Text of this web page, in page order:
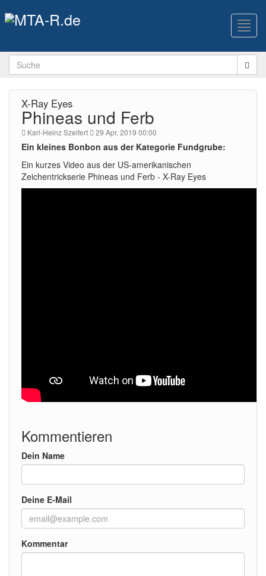
X-Ray Eyes
Phineas und Ferb
Karl-Heinz Szeifert 29 Apr, 2019 00:00
Ein kleines Bonbon aus der Kategorie Fundgrube:
Ein kurzes Video aus der US-amerikanischen
Zeichentrickserie Phineas und Ferb - X-Ray Eyes
Kommentieren
Dein Name
Deine E-Mail
Kommentar